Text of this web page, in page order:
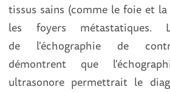
tissus sains (comme le foie et
les foyers métastatiques.
de l'échographie de
démontrent que
ultrasonore permettrait le